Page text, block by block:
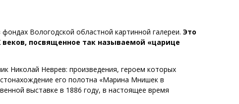
фондах Вологодской областной картинной галереи. Это
веков, посвященное так называемой «царице
Николай Неврев: произведения, героем которых
его полотна «Марина Мнишек в
выставке в 1886 году, в настоящее время